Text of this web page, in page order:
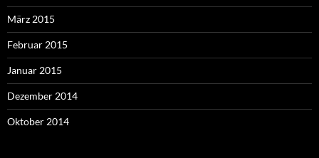
März 2015
Februar 2015
Januar 2015
Dezember 2014
Oktober 2014